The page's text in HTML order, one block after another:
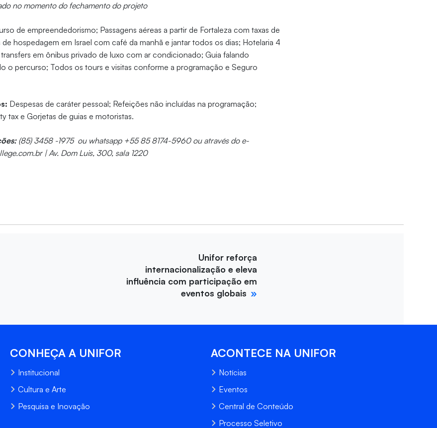
no momento do fechamento do projeto
de empreendedorismo; Passagens aéreas a partir de Fortaleza com taxas de
hospedagem em Israel com café da manhã e jantar todos os dias; Hotelaria 4
em ônibus privado de luxo com ar condicionado; Guia falando
o percurso; Todos os tours e visitas conforme a programação e Seguro
Despesas de caráter pessoal; Refeições não incluídas na programação;
tax e Gorjetas de guias e motoristas.
(85) 3458 -1975 ou whatsapp +55 85 8174-5960 ou através do e-
| Av. Dom Luis, 300, sala 1220
Unifor reforça
internacionalização e eleva
influência com participação em
eventos globais
CONHEÇA A UNIFOR
Institucional
Cultura e Arte
Pesquisa e Inovação
ACONTECE NA UNIFOR
Notícias
Eventos
Central de Conteúdo
Processo Seletivo